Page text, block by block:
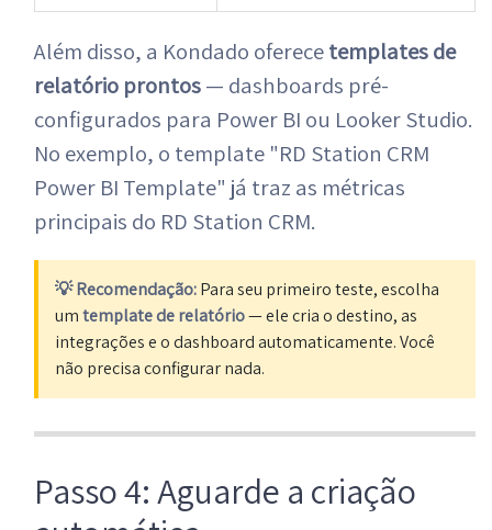
Além disso, a Kondado oferecetemplates de
relatório prontos— dashboards pré-
configurados para Power BI ou Looker Studio.
No exemplo, o template "RD Station CRM
Power BI Template" já traz as métricas
principais do RD Station CRM.
💡 Recomendação:Para seu primeiro teste, escolha
umtemplate de relatório— ele cria o destino, as
integrações e o dashboard automaticamente. Você
não precisa configurar nada.
Passo 4: Aguarde a criação